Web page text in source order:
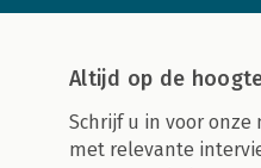
Altijd op de
Schrijf u in voor
met relevante